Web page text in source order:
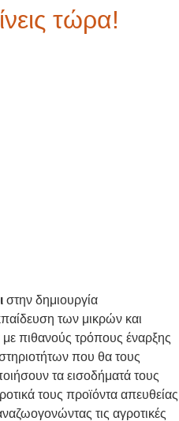
τώρα!
στην δημιουργία
των μικρών και
πιθανούς τρόπους έναρξης
που θα τους
τα εισοδήματά τους
τους προϊόντα απευθείας
τις αγροτικές